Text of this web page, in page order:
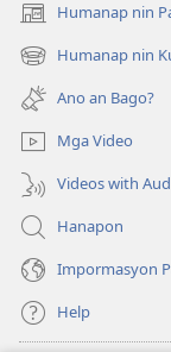
Humanap nin
(opens
new
window)
Humanap nin
(opens
new
window)
Ano an Bago?
Mga Video
Videos with
Hanapon
Impormasyon
Help